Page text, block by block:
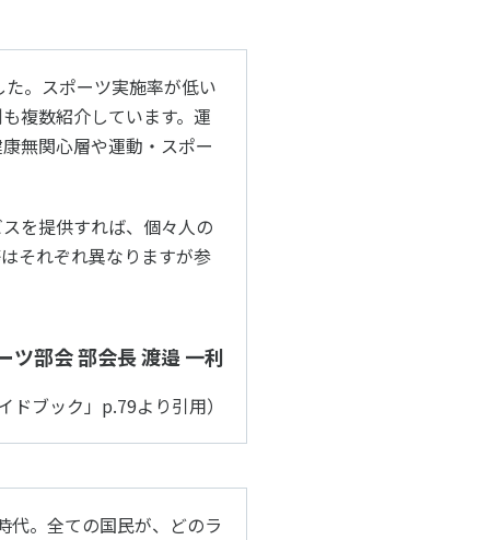
。スポーツ実施率が低い
複数紹介しています。運
無関⼼層や運動・スポー
を提供すれば、個々⼈の
それぞれ異なりますが参
ツ部会 部会⻑ 渡邉 ⼀利
ドブック」p.79より引用）
代。全ての国⺠が、どのラ